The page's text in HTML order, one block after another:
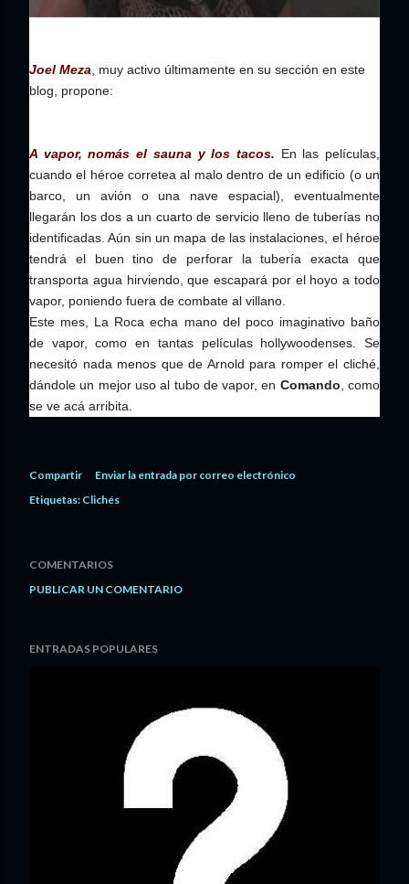
Joel Meza , muy activo últimamente en su sección en este
blog, propone:
A vapor, nomás el sauna y los tacos. En las películas,
cuando el héroe corretea al malo dentro de un edificio (o un
barco, un avión o una nave espacial), eventualmente
llegarán los dos a un cuarto de servicio lleno de tuberías no
identificadas. Aún sin un mapa de las instalaciones, el héroe
tendrá el buen tino de perforar la tubería exacta que
transporta agua hirviendo, que escapará por el hoyo a todo
vapor, poniendo fuera de combate al villano.
Este mes, La Roca echa mano del poco imaginativo baño
de vapor, como en tantas películas hollywoodenses. Se
necesitó nada menos que de Arnold para romper el cliché,
dándole un mejor uso al tubo de vapor, en Comando , como
se ve acá arribita.
Compartir
Enviar la entrada por correo electrónico
Etiquetas: Clichés
COMENTARIOS
PUBLICAR UN COMENTARIO
ENTRADAS POPULARES